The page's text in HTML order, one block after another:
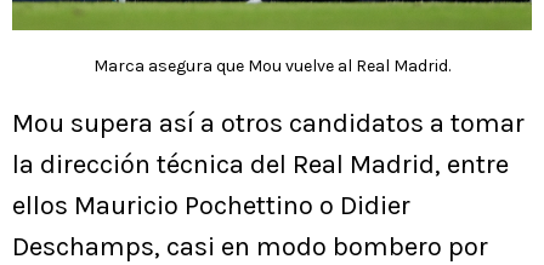
Marca asegura que Mou vuelve al Real Madrid.
Mou supera así a otros candidatos a tomar
la dirección técnica del Real Madrid, entre
ellos Mauricio Pochettino o Didier
Deschamps, casi en modo bombero por